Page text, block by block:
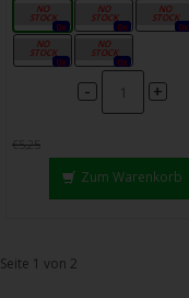
0mg
0x
3mg
0x
6mg
0x
12mg
0x
18mg
0x
- +
€5,25
Zum Warenkorb
Seite 1 von 2